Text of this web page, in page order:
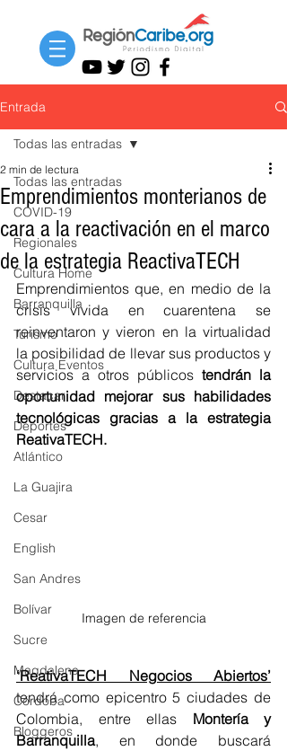
Entrada
Todas las entradas
COVID-19
Regionales
Cultura Home
Barranquilla
Turismo
Cultura Eventos
Destacar
Deportes
Atlántico
La Guajira
Cesar
English
San Andres
Bolívar
Sucre
Magdalena
Córdoba
Bloggeros
Todas las entradas
Emprendimientos monterianos de
cara a la reactivación en el marco
de la estrategia ReactivaTECH
2 min de lectura
Emprendimientos que, en medio de la
crisis vivida en cuarentena se
reinventaron y vieron en la virtualidad
la posibilidad de llevar sus productos y
servicios a otros públicos tendrán la
oportunidad mejorar sus habilidades
tecnológicas gracias a la estrategia
ReativaTECH.
Imagen de referencia
‘ReativaTECH Negocios Abiertos’
tendrá como epicentro 5 ciudades de
Colombia, entre ellas Montería y
Barranquilla, en donde buscará